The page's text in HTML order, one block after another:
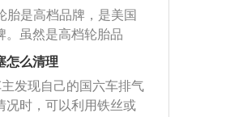
胎是高档品牌，是美国
。虽然是高档轮胎品
的轮胎都有生产，这
开拓市场。
怎么清理
发现自己的国六车排气
况时，可以利用铁丝或